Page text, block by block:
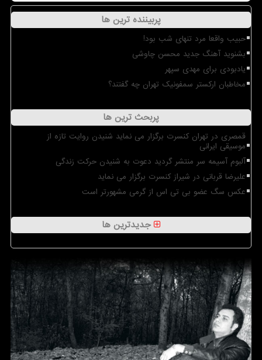
پربیننده ترین ها
حبیب واقعا مرد تنهای شب بود!
بشنوید آهنگ جدید محسن چاوشی
یادبودی برای مهدی سپهر
مخاطبان ارکستر سمفونیک تهران چه گفتند؟
پربحث ترین ها
قمصری در تهران کنسرت برگزار می نماید شنیدن روایت تازه از
موسیقی ایرانی
آلبوم آسیمه سر منتشر گردید دعوت به شنیدن حرکت زندگی
علیرضا قربانی در شیراز کنسرت برگزار می نماید
عکس سگ عضو بی تی اس از گرمی مشهورتر است
جدیدترین ها